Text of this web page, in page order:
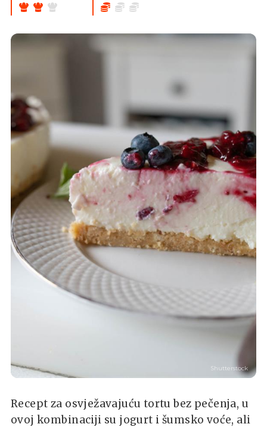
Shutterstock
Recept za osvježavajuću tortu bez pečenja, u
ovoj kombinaciji su jogurt i šumsko voće, ali